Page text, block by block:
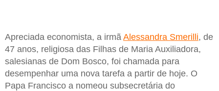
Apreciada economista, a irmã Alessandra Smerilli, de
47 anos, religiosa das Filhas de Maria Auxiliadora,
salesianas de Dom Bosco, foi chamada para
desempenhar uma nova tarefa a partir de hoje. O
Papa Francisco a nomeou subsecretária do